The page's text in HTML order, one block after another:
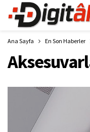
Ana Sayfa En Son Haberler